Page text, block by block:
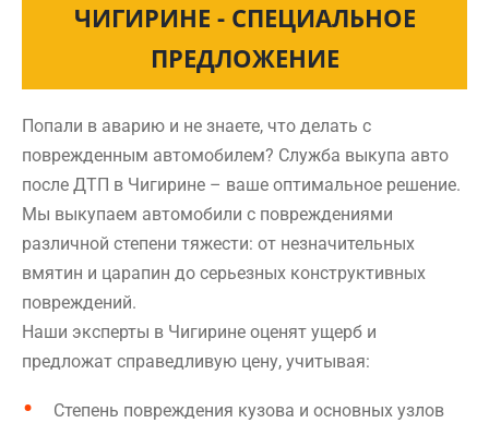
ЧИГИРИНЕ - СПЕЦИАЛЬНОЕ
ПРЕДЛОЖЕНИЕ
Попали в аварию и не знаете, что делать с
поврежденным автомобилем? Служба выкупа авто
после ДТП в Чигирине – ваше оптимальное решение.
Мы выкупаем автомобили с повреждениями
различной степени тяжести: от незначительных
вмятин и царапин до серьезных конструктивных
повреждений.
Наши эксперты в Чигирине оценят ущерб и
предложат справедливую цену, учитывая:
Степень повреждения кузова и основных узлов